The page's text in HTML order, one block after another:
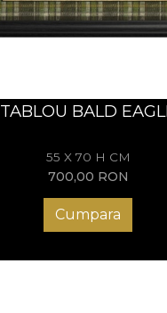
TABLOU BALD
55 X 70 H CM
700,00 RON
Cumpara